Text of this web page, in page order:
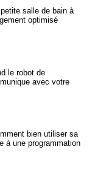
salle de bain à
optimisé
le robot de
avec votre
bien utiliser sa
à une programmation